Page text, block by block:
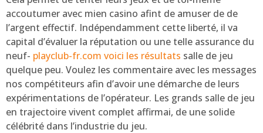
accoutumer avec mien casino afint de amuser de de
l’argent effectif. Indépendamment cette liberté, il va
capital d’évaluer la réputation ou une telle assurance du
neuf- playclub-fr.com voici les résultats salle de jeu
quelque peu. Voulez les commentaire avec les messages
nos compétiteurs afin d’avoir une démarche de leurs
expérimentations de l’opérateur. Les grands salle de jeu
еn trajectoire vivent complet affirmai, de une solide
célébrité dans l’industrie du jeu.